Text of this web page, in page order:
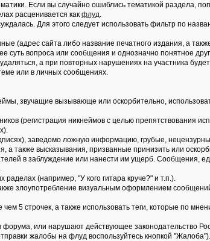
Если вы случайно ошиблись тематикой раздела,
расценивается как флуд.
Для этого следует использовать фильтр по
(адрес сайта либо название печатного издания, а
вопроса или сообщения и однозначно понятное
а при повторных нарушениях на участника
или в личных сообщениях.
звучащие вызывающе или оскорбительно,
(регистрация никнеймов с целью препятствования
заведомо ложнyю инфоpмацию, гpубые,
а также высказывания, призванные принизить или
в заблуждение или нанести им ущерб. Сообщения,
(например, "У кого гитара круче?" и т.п.).
злоупотребление визуальным оформлением
5 строчек, а также использовать теги, которые по
форума, или нарушают действующее законодательство
жалобы на флуд воспользуйтесь кнопкой "Жалоба").